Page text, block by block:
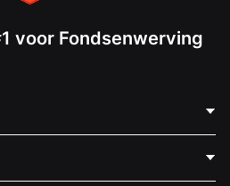
voor Fondsenwerving